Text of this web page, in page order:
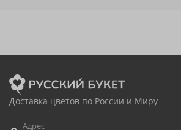
Доставка цветов по России и Миру
Адрес